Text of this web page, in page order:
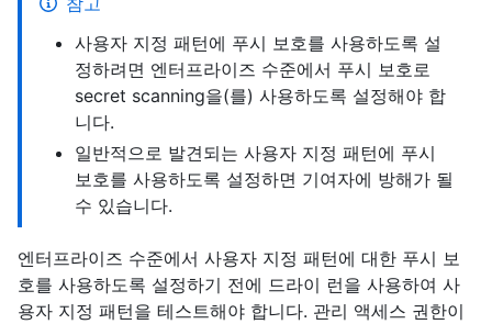
사용자 지정 패턴에 푸시 보호를 사용하도록 설
정하려면 엔터프라이즈 수준에서 푸시 보호로
secret scanning을(를) 사용하도록 설정해야 합
니다.
일반적으로 발견되는 사용자 지정 패턴에 푸시
보호를 사용하도록 설정하면 기여자에 방해가 될
수 있습니다.
엔터프라이즈 수준에서 사용자 지정 패턴에 대한 푸시 보
호를 사용하도록 설정하기 전에 드라이 런을 사용하여 사
용자 지정 패턴을 테스트해야 합니다. 관리 액세스 권한이